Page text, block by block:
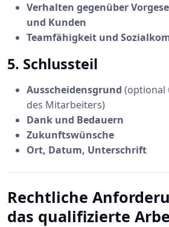
Verhalten gegenüber
und Kunden
Teamfähigkeit und
5. Schlussteil
Ausscheidensgrund (optional
des Mitarbeiters)
Dank und Bedauern
Zukunftswünsche
Ort, Datum, Unterschrift
Rechtliche
das qualifizierte